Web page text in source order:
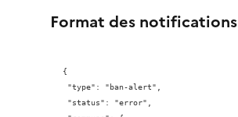
Format des notifications
{
"type": "ban-alert",
"status": "error",